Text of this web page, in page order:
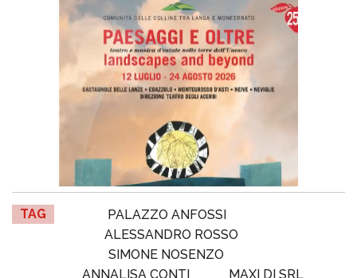
TAG
PALAZZO ANFOSSI
ALESSANDRO ROSSO
SIMONE NOSENZO
ANNALISA CONTI
MAXI DI SRL